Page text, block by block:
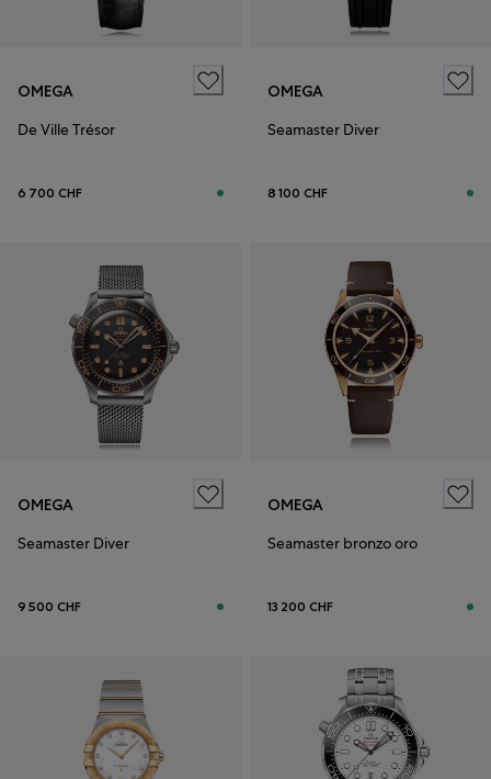
OMEGA
De Ville Trésor
6 700 CHF
OMEGA
Seamaster Diver
8 100 CHF
OMEGA
Seamaster Diver
9 500 CHF
OMEGA
Seamaster bronzo oro
13 200 CHF